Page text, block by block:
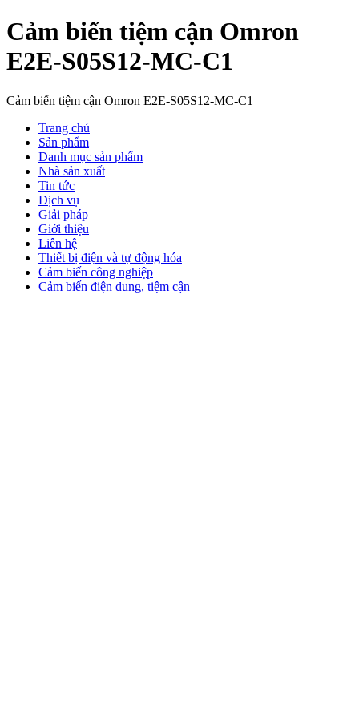
Cảm biến tiệm cận Omron
E2E-S05S12-MC-C1
Cảm biến tiệm cận Omron E2E-S05S12-MC-C1
Trang chủ
Sản phẩm
Danh mục sản phẩm
Nhà sản xuất
Tin tức
Dịch vụ
Giải pháp
Giới thiệu
Liên hệ
Thiết bị điện và tự động hóa
Cảm biến công nghiệp
Cảm biến điện dung, tiệm cận